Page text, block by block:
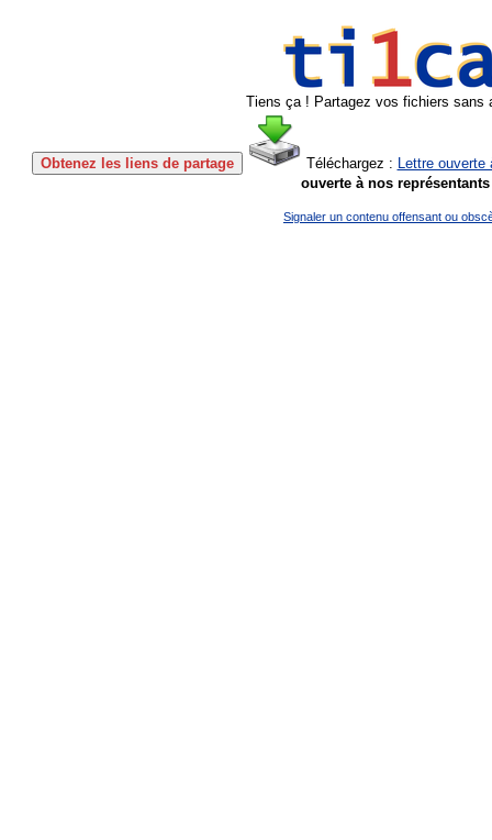
Tiens ça ! Partagez vos fichiers sans
Obtenez les liens de partage Téléchargez : Lettre ouverte
ouverte à nos représentants
Signaler un contenu offensant ou